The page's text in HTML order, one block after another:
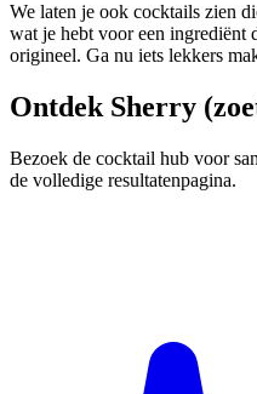
We laten je ook cocktails zien
wat je hebt voor een ingrediënt
origineel. Ga nu iets lekkers
Ontdek Sherry
Bezoek de cocktail hub voor
de volledige resultatenpagina.